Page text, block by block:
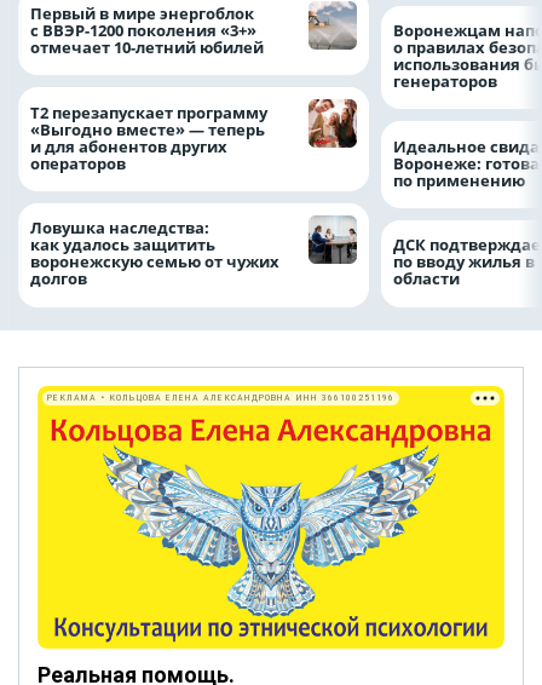
Первый в мире энергоблок
с ВВЭР-1200 поколения «3+»
отмечает 10-летний юбилей
Т2 перезапускает программу
«Выгодно вместе» — теперь
и для абонентов других
операторов
Ловушка наследства:
как удалось защитить
воронежскую семью от чужих
долгов
Воронежцам
о правилах
использования
генераторов
Идеальное
Воронеже:
по применению
ДСК
по вводу жилья
области
Реальная помощь.
РЕКЛАМА • КОЛЬЦОВА ЕЛЕНА АЛЕКСАНДРОВНА ИНН 366100251196